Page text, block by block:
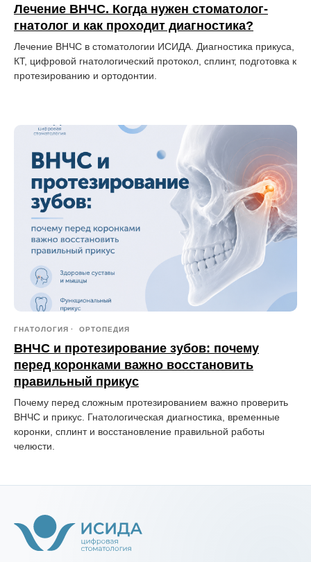
Лечение ВНЧС. Когда нужен стоматолог-
гнатолог и как проходит диагностика?
Лечение ВНЧС в стоматологии ИСИДА. Диагностика прикуса,
КТ, цифровой гнатологический протокол, сплинт, подготовка к
протезированию и ортодонтии.
ГНАТОЛОГИЯ ОРТОПЕДИЯ
ВНЧС и протезирование зубов: почему
перед коронками важно восстановить
правильный прикус
Почему перед сложным протезированием важно проверить
ВНЧС и прикус. Гнатологическая диагностика, временные
коронки, сплинт и восстановление правильной работы
челюсти.